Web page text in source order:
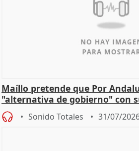
Maíllo pretende que Por
"alternativa de gobierno" con
oposición
Sonido Totales 31/07/